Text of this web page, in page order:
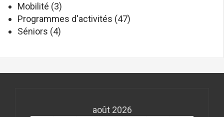
Mobilité (3)
Programmes d'activités (47)
Séniors (4)
août 2026